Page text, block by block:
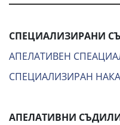
СПЕЦИАЛИЗИРАНИ
АПЕЛАТИВЕН
СПЕЦИАЛИЗИРАН
АПЕЛАТИВНИ